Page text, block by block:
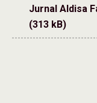
Jurnal Aldisa
(313 kB)